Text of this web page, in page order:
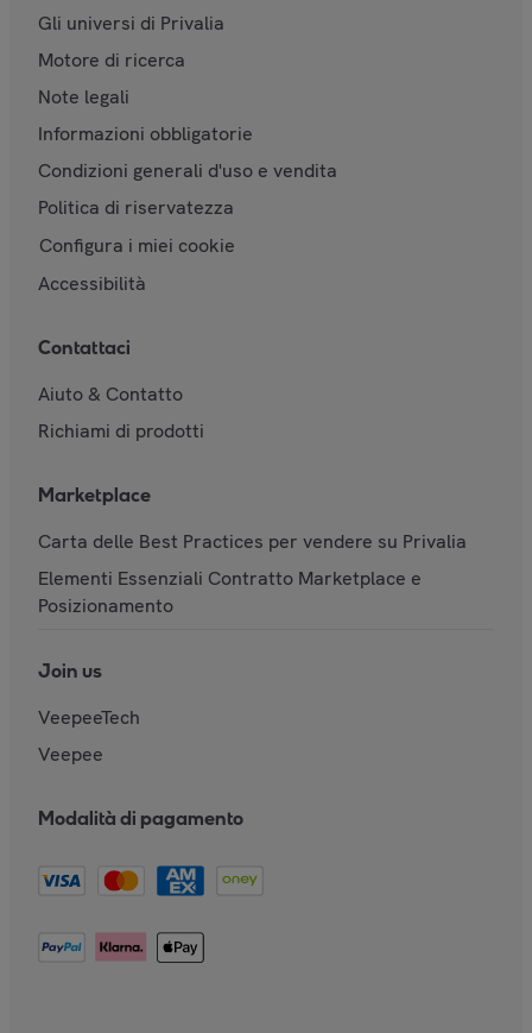
Gli universi di Privalia
Motore di ricerca
Note legali
Informazioni obbligatorie
Condizioni generali d'uso e vendita
Politica di riservatezza
Configura i miei cookie
Accessibilità
Contattaci
Aiuto & Contatto
Richiami di prodotti
Marketplace
Carta delle Best Practices per vendere su Privalia
Elementi Essenziali Contratto Marketplace e
Posizionamento
Join us
VeepeeTech
Veepee
Modalità di pagamento